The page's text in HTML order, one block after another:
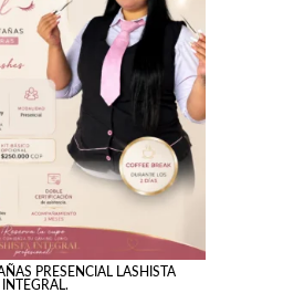
PRESENCIAL LASHISTA
INTEGRAL.